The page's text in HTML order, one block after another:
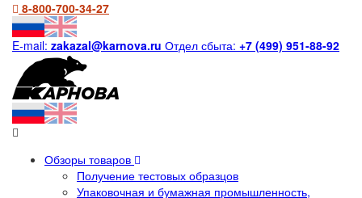
8-800-700-34-27
E-mail: zakazal@karnova.ru Отдел сбыта: +7 (499) 951-88-92
Обзоры товаров
Получение тестовых образцов
Упаковочная и бумажная промышленность,